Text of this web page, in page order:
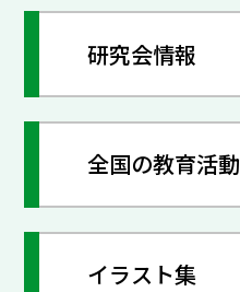
研究会情報
全国の教育活動
イラスト集